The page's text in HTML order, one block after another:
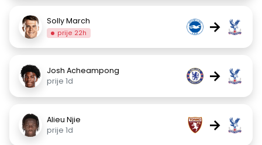
Solly March
prije 22h →
Josh Acheampong
prije 1d
→
Alieu Njie
prije 1d
→